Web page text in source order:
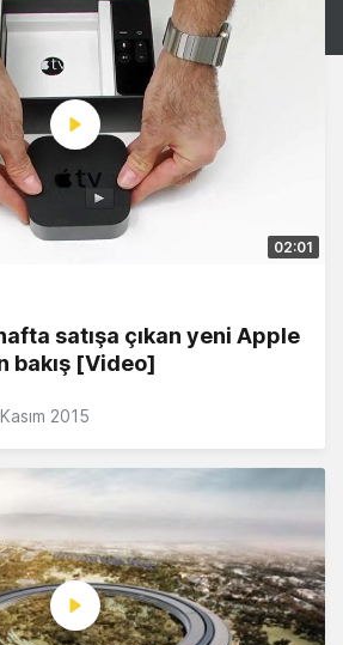
satışa çıkan yeni Apple
bakış [Video]
02:01
2015